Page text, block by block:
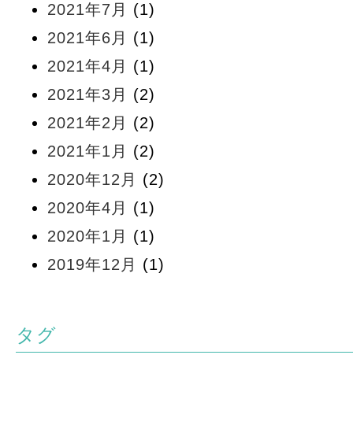
2021年7月
(1)
2021年6月
(1)
2021年4月
(1)
2021年3月
(2)
2021年2月
(2)
2021年1月
(2)
2020年12月
(2)
2020年4月
(1)
2020年1月
(1)
2019年12月
(1)
タグ